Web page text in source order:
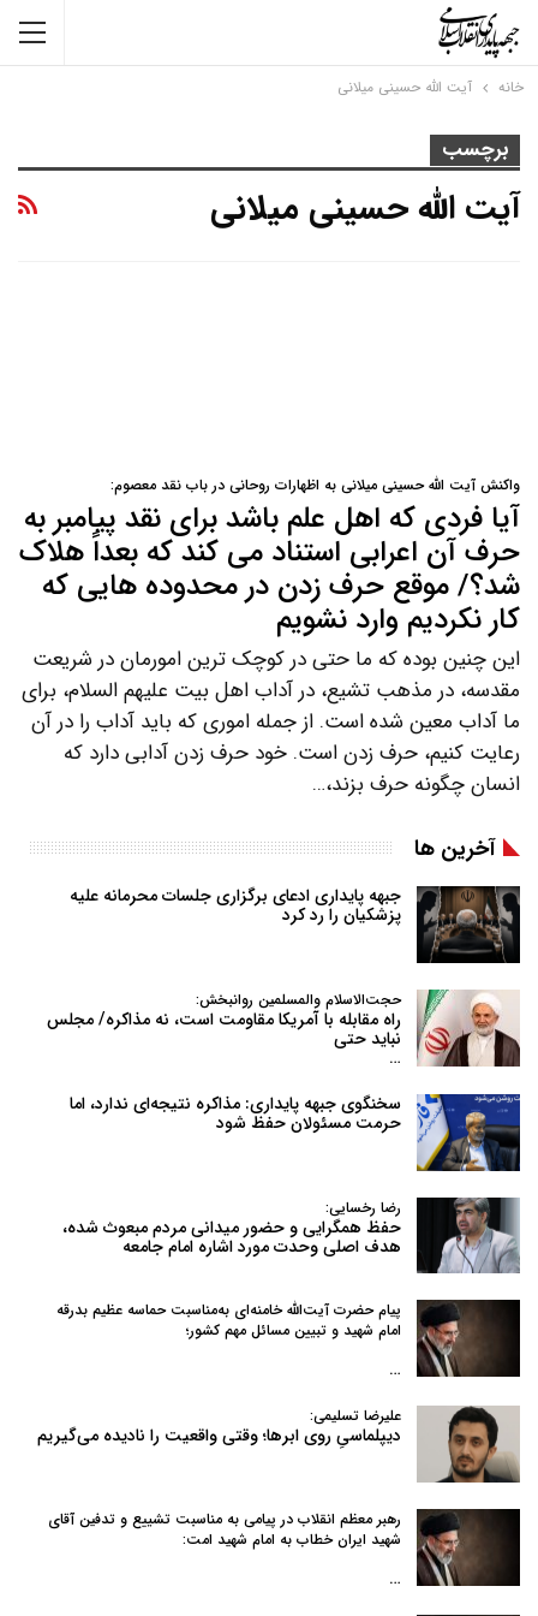
خانه آیت الله حسینی میلانی
برچسب
آیت الله حسینی میلانی
واکنش آیت الله حسینی میلانی به اظهارات روحانی در باب نقد معصوم:
آیا فردی که اهل علم باشد برای نقد پیامبر به
حرف آن اعرابی استناد می کند که بعداً هلاک
شد؟/ موقع حرف زدن در محدوده هایی که
کار نکردیم وارد نشویم
این چنین بوده که ما حتی در کوچک ترین امورمان در شریعت
مقدسه، در مذهب تشیع، در آداب اهل بیت علیهم السلام، برای
ما آداب معین شده است. از جمله اموری که باید آداب را در آن
رعایت کنیم، حرف زدن است. خود حرف زدن آدابی دارد که
انسان چگونه حرف بزند،…
آخرین ها
جبهه پایداری ادعای برگزاری جلسات محرمانه علیه
پزشکیان را رد کرد
حجت‌الاسلام والمسلمین روانبخش:
راه مقابله با آمریکا مقاومت است، نه مذاکره/ مجلس
نباید حتی
…
سخنگوی جبهه پایداری: مذاکره نتیجه‌ای ندارد، اما
حرمت مسئولان حفظ شود
رضا رخسایی:
حفظ همگرایی و حضور میدانی مردم مبعوث شده،
هدف اصلی وحدت مورد اشاره امام جامعه
پیام حضرت آیت‌الله خامنه‌ای به‌مناسبت حماسه عظیم بدرقه
امام شهید و تبیین مسائل مهم کشور؛
…
علیرضا تسلیمی:
دیپلماسیِ روی ابرها؛ وقتی واقعیت را نادیده می‌گیریم
رهبر معظم انقلاب در پیامی به‌ مناسبت تشییع و تدفین آقای
شهید ایران خطاب به امام شهید امت:
…